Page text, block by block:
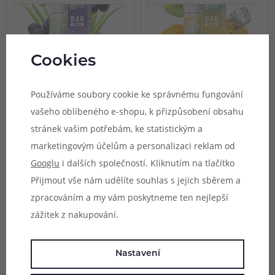
1 varianta
Příchuť Just Juice Bar
Range S&V: Grape Aloe
(Hroznové víno & aloe
vera)
sladkosti a chladivosti a
vychutnejte si intenzivní plnou
doprovázeného jemnými podtóny
aloe vera.
Není skladem online
Nedostupné na prodejnách
1 varianta
Příchuť Just Juice Bar
Range S&V: Kiwi Passion
Orange (Kiwi, marakuja a
pomeranč)
tropického ráje s osvěžujícím
tropickým triem tvořeným plody
Exotická chuť se vším, co k tomu
Není skladem online
Skladem na 1 prodejně
Cookies
Používáme soubory cookie ke správnému fungování
vašeho oblíbeného e-shopu, k přizpůsobení obsahu
stránek vašim potřebám, ke statistickým a
marketingovým účelům a personalizaci reklam od
Googlu i dalších společností. Kliknutím na tlačítko
Přijmout vše nám udělíte souhlas s jejich sběrem a
zpracováním a my vám poskytneme ten nejlepší
zážitek z nakupování.
Nastavení